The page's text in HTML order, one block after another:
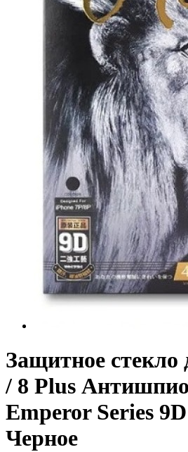
Защитное стекло
/ 8 Plus
Emperor Series
Черное